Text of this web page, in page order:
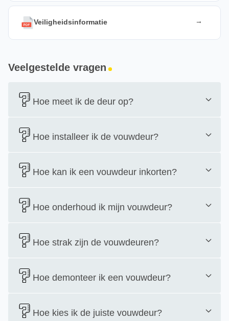
Veiligheidsinformatie
Veelgestelde vragen
Hoe meet ik de deur op?
Hoe installeer ik de vouwdeur?
Hoe kan ik een vouwdeur inkorten?
Hoe onderhoud ik mijn vouwdeur?
Hoe strak zijn de vouwdeuren?
Hoe demonteer ik een vouwdeur?
Hoe kies ik de juiste vouwdeur?